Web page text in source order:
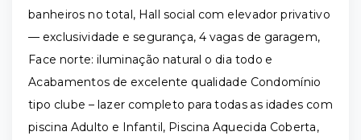
banheiros no total, Hall social com elevador privativo
— exclusividade e segurança, 4 vagas de garagem,
Face norte: iluminação natural o dia todo e
Acabamentos de excelente qualidade Condomínio
tipo clube – lazer completo para todas as idades com
piscina Adulto e Infantil, Piscina Aquecida Coberta,